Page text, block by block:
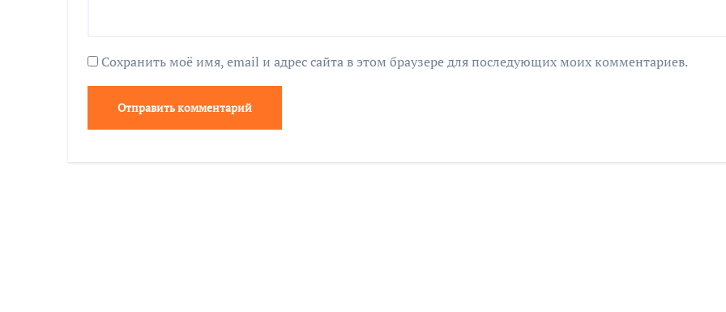
Сохранить моё имя, email и адрес сайта в этом браузере для последующих моих комментариев.